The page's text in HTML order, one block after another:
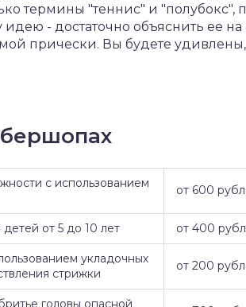
термины "теннис" и "полубокс",
- достаточно объяснить ее на
прически. Вы будете удивлены,
с использованием
от 600
от 5 до 10 лет от 400
укладочных
стрижки
от 200
головы опасной